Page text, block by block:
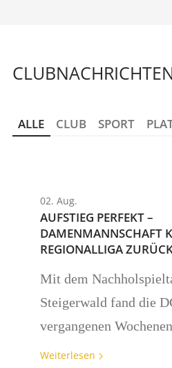
ALLE CLUB SPORT
02. Aug.
AUFSTIEG PERFEKT –
DAMENMANNSCHAFT
REGIONALLIGA
Mit dem
Steigerwald fand die
vergangenen
Weiterlesen